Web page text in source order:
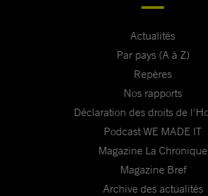
Actualités
Par pays (A à Z)
Repères
Nos rapports
Déclaration des droits de
Podcast WE MADE IT
Magazine La Chronique
Magazine Bref
Archive des actualités